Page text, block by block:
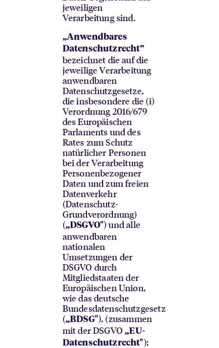
jeweiligen
Verarbeitung sind.
„Anwendbares
Datenschutzrecht”
bezeichnet die auf die
jeweilige Verarbeitung
anwendbaren
Datenschutzgesetze,
die insbesondere die (i)
Verordnung 2016/679
des Europäischen
Parlaments und des
Rates zum Schutz
natürlicher Personen
bei der Verarbeitung
Personenbezogener
Daten und zum freien
Datenverkehr
(Datenschutz-
Grundverordnung)
(„DSGVO") und alle
anwendbaren
nationalen
Umsetzungen der
DSGVO durch
Mitgliedstaaten der
Europäischen Union,
wie das deutsche
Bundesdatenschutzgesetz
(„BDSG"), (zusammen
mit der DSGVO„EU-
Datenschutzrecht");